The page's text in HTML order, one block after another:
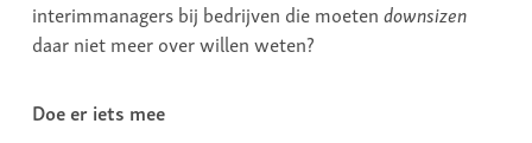
interimmanagers bij bedrijven die moetendownsizen
daar niet meer over willen weten?
Doe er iets mee